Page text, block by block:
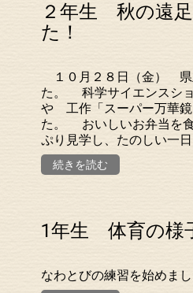
２年生 秋の遠
た！
１０月２８日（金） 県
た。 科学サイエンスシ
や 工作「スーパー万華鏡
た。 おいしいお弁当を
ぷり見学し、たのしい一
続きを読む
1年生 体育の様
なわとびの練習を始めまし